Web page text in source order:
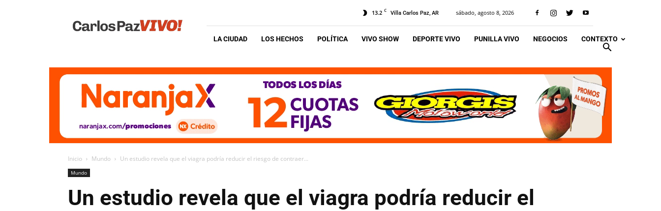
Vivo
13.2 C Villa Carlos Paz, AR sábado, agosto 8, 2026
LA CIUDAD LOS HECHOS POLÍTICA VIVO SHOW DEPORTE VIVO PUNILLA VIVO NEGOCIOS CONTEXTO
Inicio Mundo Un estudio revela que el viagra podría reducir el riesgo de contraer...
Mundo
Un estudio revela que el viagra podría reducir el